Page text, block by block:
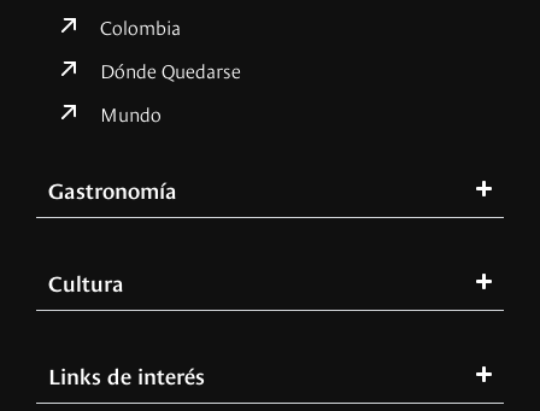
Colombia
Dónde Quedarse
Mundo
Gastronomía
Cultura
Links de interés